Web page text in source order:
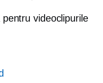
videoclipurile